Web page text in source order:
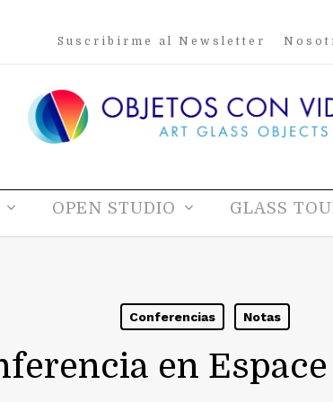
Suscribirme al Newsletter
OPEN STUDIO GLASS
Conferencias Notas
en Espace